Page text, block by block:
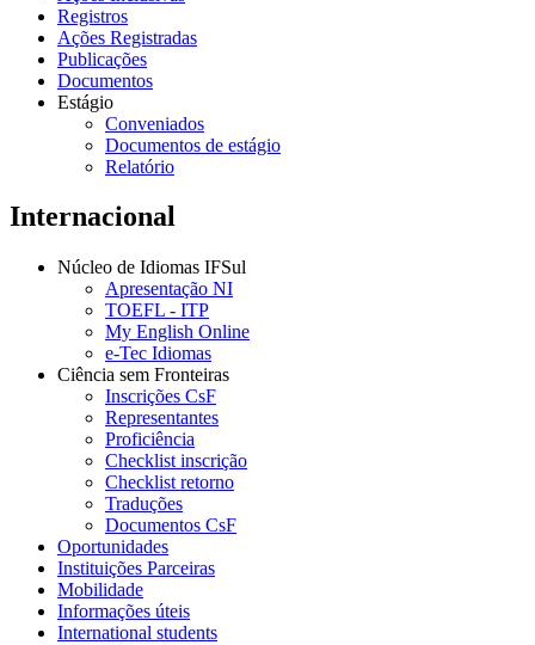
Registros
Ações Registradas
Publicações
Documentos
Estágio
Conveniados
Documentos de estágio
Relatório
Internacional
Núcleo de Idiomas IFSul
Apresentação NI
TOEFL - ITP
My English Online
e-Tec Idiomas
Ciência sem Fronteiras
Inscrições CsF
Representantes
Proficiência
Checklist inscrição
Checklist retorno
Traduções
Documentos CsF
Oportunidades
Instituições Parceiras
Mobilidade
Informações úteis
International students